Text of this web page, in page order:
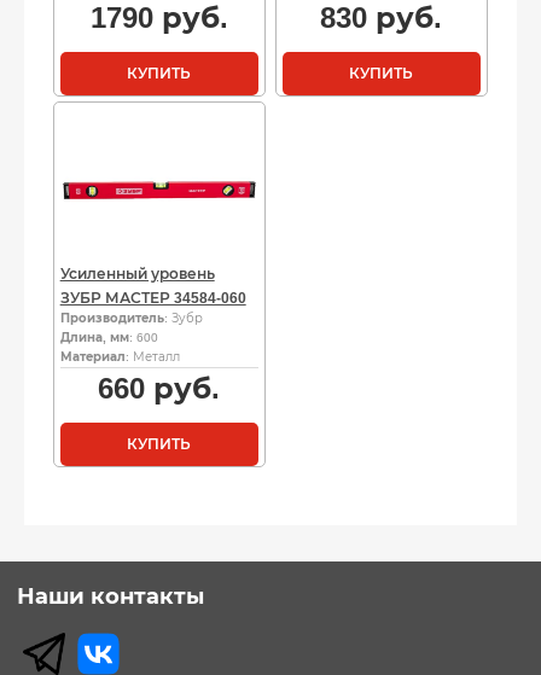
1790руб.
КУПИТЬ
830 руб.
КУПИТЬ
Усиленный уровень
ЗУБР МАСТЕР 34584-060
Производитель: Зубр
Длина, мм: 600
Материал: Металл
660 руб.
КУПИТЬ
Наши контакты